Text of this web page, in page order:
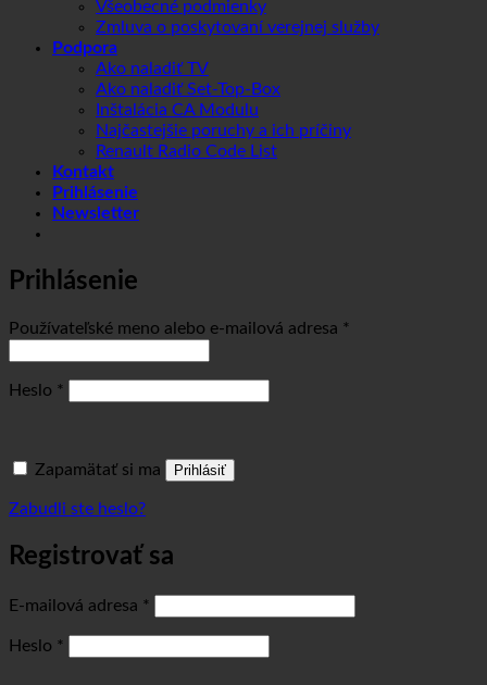
Všeobecné podmienky
Zmluva o poskytovaní verejnej služby
Podpora
Ako naladiť TV
Ako naladiť Set-Top-Box
Inštalácia CA Modulu
Najčastejšie poruchy a ich príčiny
Renault Radio Code List
Kontakt
Prihlásenie
Newsletter
Prihlásenie
Používateľské meno alebo e-mailová adresa *
Heslo *
Zapamätať si ma Prihlásiť
Zabudli ste heslo?
Registrovať sa
E-mailová adresa *
Heslo *